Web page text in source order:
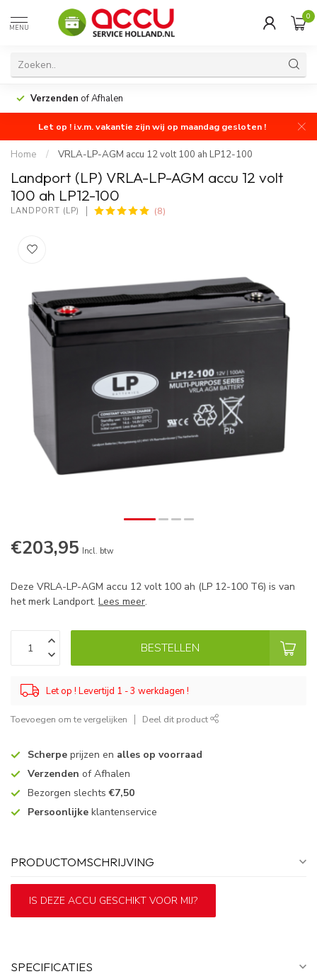
MENU
0
Verzenden of Afhalen
Let op ! i.v.m. vakantie zijn wij op maandag gesloten !
Home / VRLA-LP-AGM accu 12 volt 100 ah LP12-100
Landport (LP) VRLA-LP-AGM accu 12 volt
100 ah LP12-100
LANDPORT (LP) (8)
€203,95 Incl. btw
Deze VRLA-LP-AGM accu 12 volt 100 ah (LP 12-100 T6) is van
het merk Landport. Lees meer.
BESTELLEN
Let op ! Levertijd 1 - 3 werkdagen !
Toevoegen om te vergelijken Deel dit product
Scherpe prijzen en alles op voorraad
Verzenden of Afhalen
Bezorgen slechts€7,50
Persoonlijke klantenservice
PRODUCTOMSCHRIJVING
IS DEZE ACCU GESCHIKT VOOR MIJ?
SPECIFICATIES